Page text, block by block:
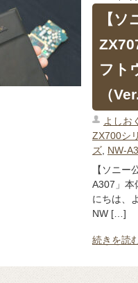
【
フト
（
よしお
ZX700シ
ズ, NW-
【ソニ
A307」本
にちは、
NW […]
続きを読